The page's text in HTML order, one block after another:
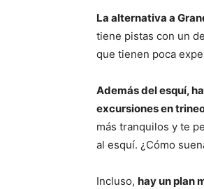
La alternativa a
tiene pistas con un
que tienen poca
Además del esquí,
excursiones en
más tranquilos y te
al esquí. ¿Cómo
Incluso, hay un plan